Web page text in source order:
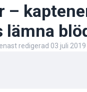
–
lämna
redigerad 03 juli